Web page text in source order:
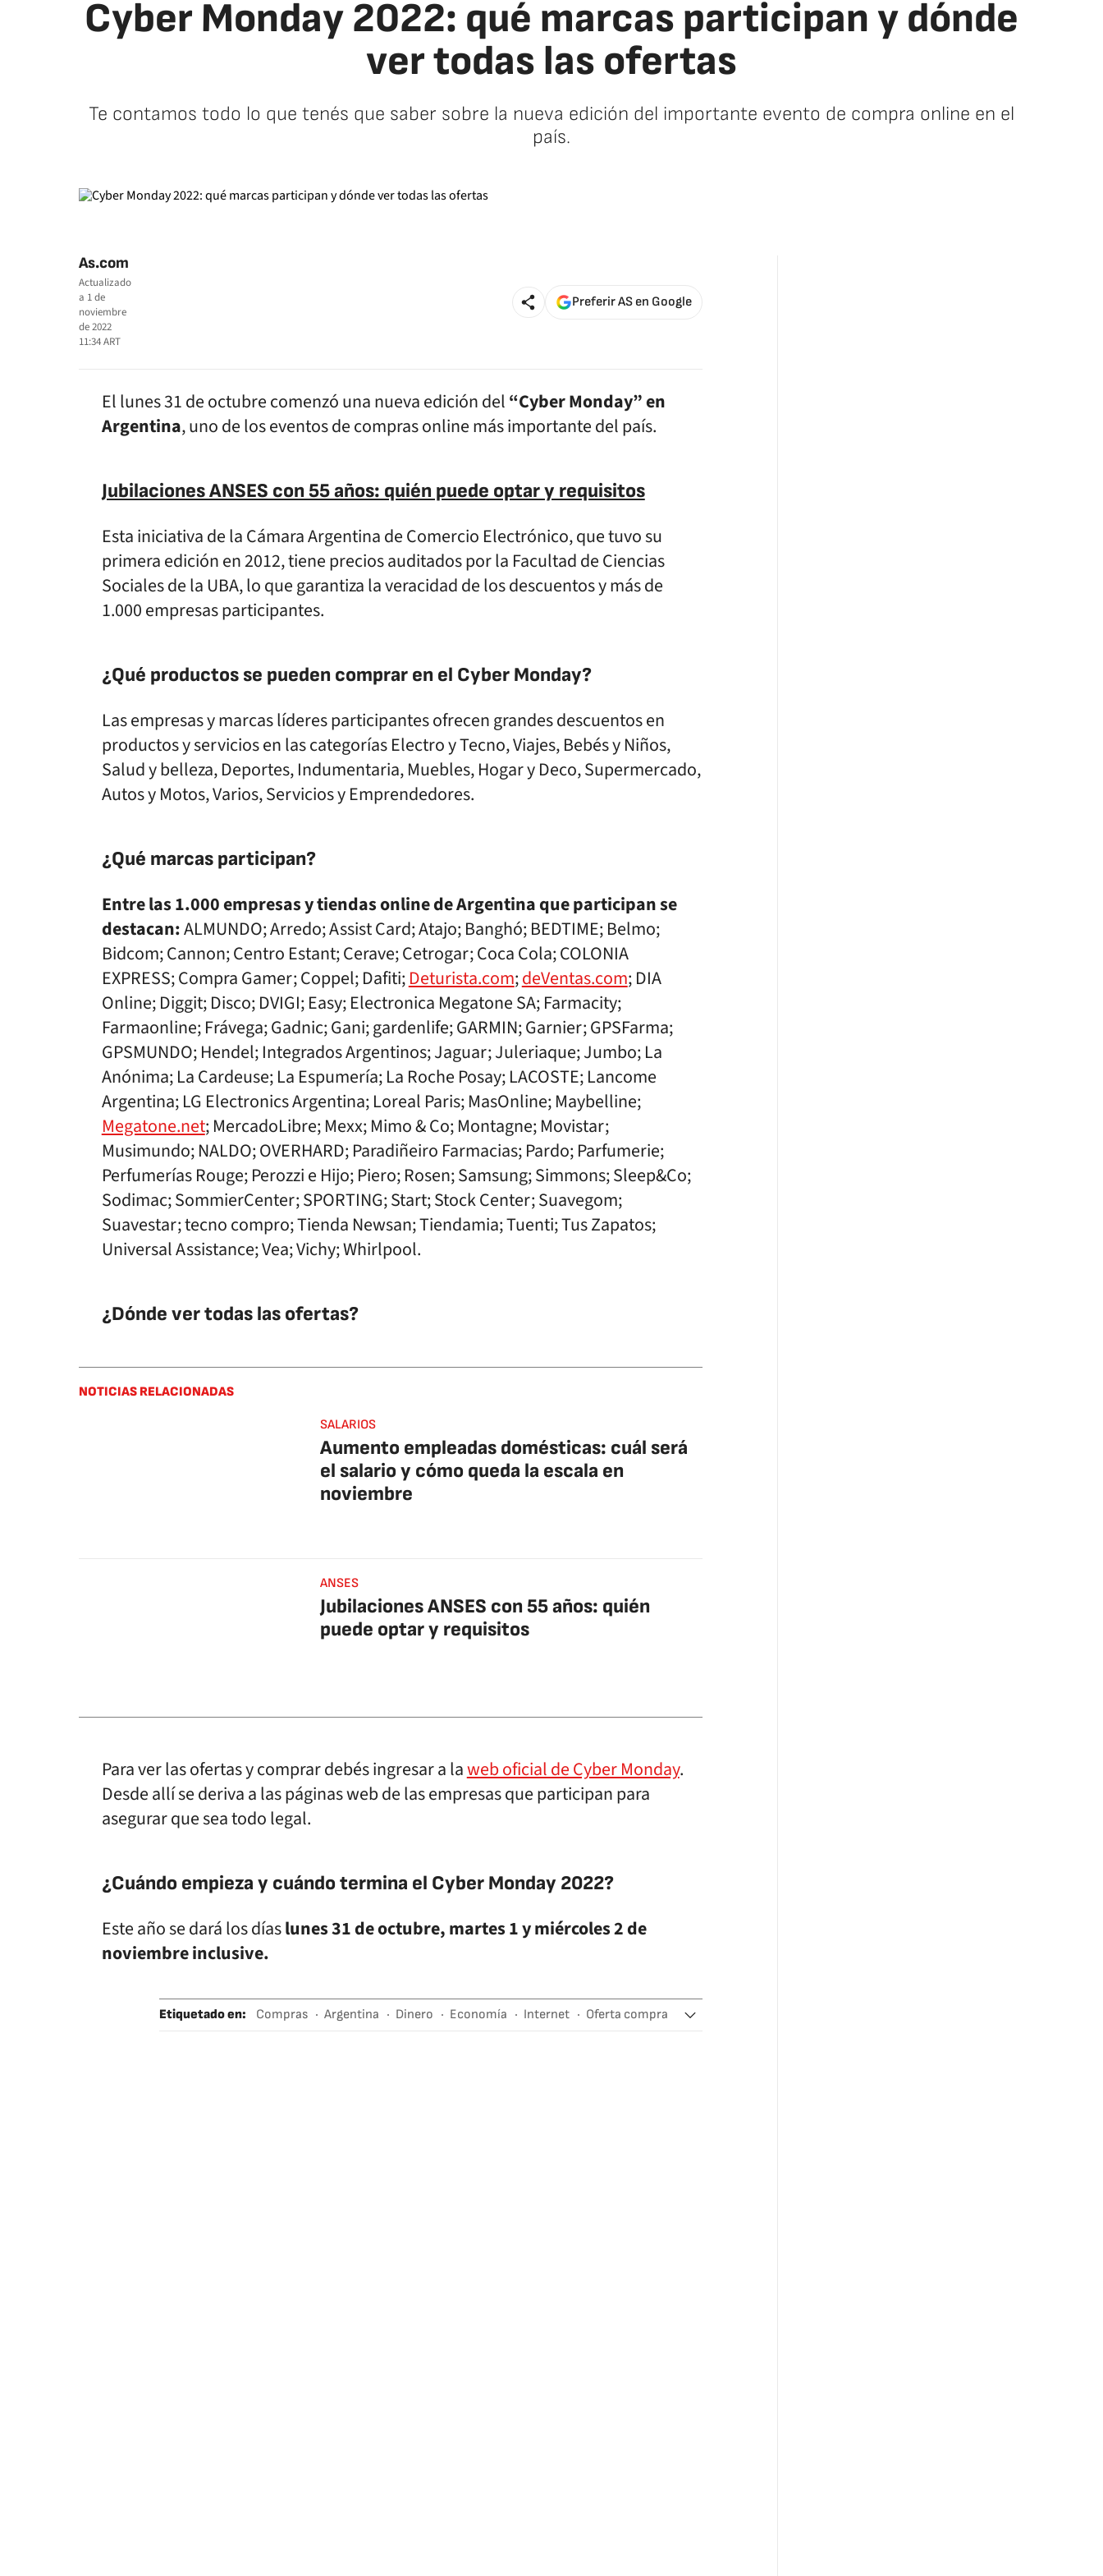
Cyber Monday 2022: qué marcas participan y dónde
ver todas las ofertas
Te contamos todo lo que tenés que saber sobre la nueva edición del importante evento de compra online en el
país.
As.com
Actualizado
a 1 de
noviembre
de 2022
11:34ART
Preferir AS en Google
El lunes 31 de octubre comenzó una nueva edición del“Cyber Monday” en
Argentina, uno de los eventos de compras online más importante del país.
Jubilaciones ANSES con 55 años: quién puede optar y requisitos
Esta iniciativa de la Cámara Argentina de Comercio Electrónico, que tuvo su
primera edición en 2012, tiene precios auditados por la Facultad de Ciencias
Sociales de la UBA, lo que garantiza la veracidad de los descuentos y más de
1.000 empresas participantes.
¿Qué productos se pueden comprar en el Cyber Monday?
Las empresas y marcas líderes participantes ofrecen grandes descuentos en
productos y servicios en las categorías Electro y Tecno, Viajes, Bebés y Niños,
Salud y belleza, Deportes, Indumentaria, Muebles, Hogar y Deco, Supermercado,
Autos y Motos, Varios, Servicios y Emprendedores.
¿Qué marcas participan?
Entre las 1.000 empresas y tiendas online de Argentina que participan se
destacan:ALMUNDO; Arredo; Assist Card; Atajo; Banghó; BEDTIME; Belmo;
Bidcom; Cannon; Centro Estant; Cerave; Cetrogar; Coca Cola; COLONIA
EXPRESS; Compra Gamer; Coppel; Dafiti;Deturista.com;deVentas.com; DIA
Online; Diggit; Disco; DVIGI; Easy; Electronica Megatone SA; Farmacity;
Farmaonline; Frávega; Gadnic; Gani; gardenlife; GARMIN; Garnier; GPSFarma;
GPSMUNDO; Hendel; Integrados Argentinos; Jaguar; Juleriaque; Jumbo; La
Anónima; La Cardeuse; La Espumería; La Roche Posay; LACOSTE; Lancome
Argentina; LG Electronics Argentina; Loreal Paris; MasOnline; Maybelline;
Megatone.net; MercadoLibre; Mexx; Mimo & Co; Montagne; Movistar;
Musimundo; NALDO; OVERHARD; Paradiñeiro Farmacias; Pardo; Parfumerie;
Perfumerías Rouge; Perozzi e Hijo; Piero; Rosen; Samsung; Simmons; Sleep&Co;
Sodimac; SommierCenter; SPORTING; Start; Stock Center; Suavegom;
Suavestar; tecno compro; Tienda Newsan; Tiendamia; Tuenti; Tus Zapatos;
Universal Assistance; Vea; Vichy; Whirlpool.
¿Dónde ver todas las ofertas?
NOTICIAS RELACIONADAS
SALARIOS
Aumento empleadas domésticas: cuál será
el salario y cómo queda la escala en
noviembre
ANSES
Jubilaciones ANSES con 55 años: quién
puede optar y requisitos
Para ver las ofertas y comprar debés ingresar a laweb oficial de Cyber Monday.
Desde allí se deriva a las páginas web de las empresas que participan para
asegurar que sea todo legal.
¿Cuándo empieza y cuándo termina el Cyber Monday 2022?
Este año se dará los díaslunes 31 de octubre, martes 1 y miércoles 2 de
noviembre inclusive.
Etiquetado en: Compras Argentina Dinero Economía Internet Oferta compra